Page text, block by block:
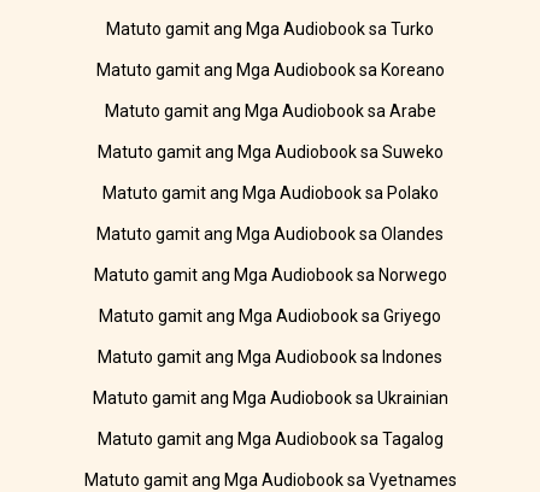
Matuto gamit ang Mga Audiobook sa Turko
Matuto gamit ang Mga Audiobook sa Koreano
Matuto gamit ang Mga Audiobook sa Arabe
Matuto gamit ang Mga Audiobook sa Suweko
Matuto gamit ang Mga Audiobook sa Polako
Matuto gamit ang Mga Audiobook sa Olandes
Matuto gamit ang Mga Audiobook sa Norwego
Matuto gamit ang Mga Audiobook sa Griyego
Matuto gamit ang Mga Audiobook sa Indones
Matuto gamit ang Mga Audiobook sa Ukrainian
Matuto gamit ang Mga Audiobook sa Tagalog
Matuto gamit ang Mga Audiobook sa Vyetnames